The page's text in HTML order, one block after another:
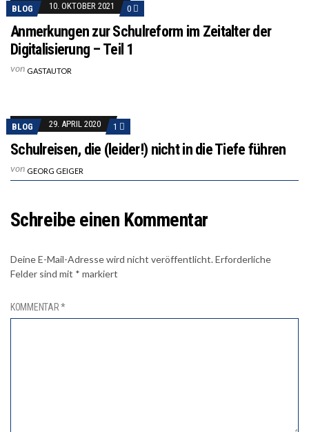
BLOG 10. OKTOBER 2021 0
Anmerkungen zur Schulreform im Zeitalter der
Digitalisierung – Teil 1
von GASTAUTOR
BLOG 29. APRIL 2020 1
Schulreisen, die (leider!) nicht in die Tiefe führen
von GEORG GEIGER
Schreibe einen Kommentar
Deine E-Mail-Adresse wird nicht veröffentlicht.Erforderliche
Felder sind mit * markiert
KOMMENTAR*